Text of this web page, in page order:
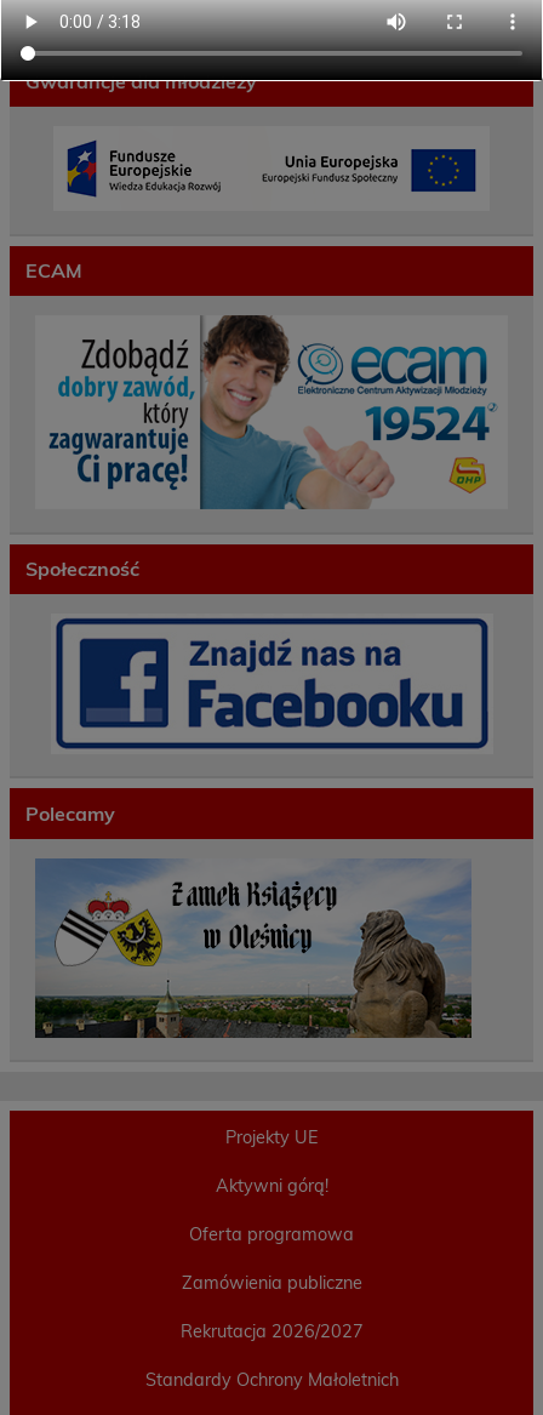
czas wakacji
Gwarancje dla młodzieży
ECAM
Społeczność
Polecamy
Projekty UE
Aktywni górą!
Oferta programowa
Zamówienia publiczne
Rekrutacja 2026/2027
Standardy Ochrony Małoletnich